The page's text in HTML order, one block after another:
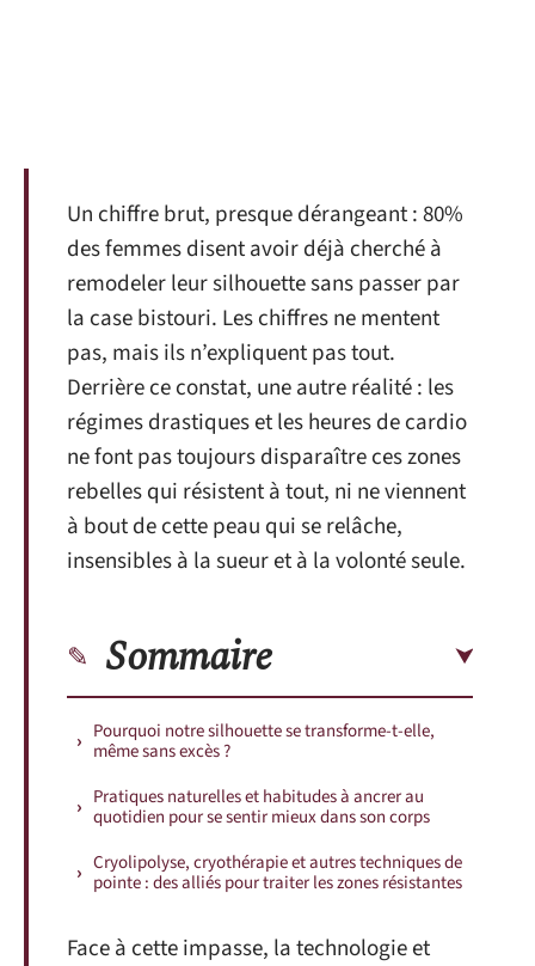
Un chiffre brut, presque dérangeant : 80%
des femmes disent avoir déjà cherché à
remodeler leur silhouette sans passer par
la case bistouri. Les chiffres ne mentent
pas, mais ils n’expliquent pas tout.
Derrière ce constat, une autre réalité : les
régimes drastiques et les heures de cardio
ne font pas toujours disparaître ces zones
rebelles qui résistent à tout, ni ne viennent
à bout de cette peau qui se relâche,
insensibles à la sueur et à la volonté seule.
Sommaire
Pourquoi notre silhouette se transforme-t-elle,
même sans excès ?
Pratiques naturelles et habitudes à ancrer au
quotidien pour se sentir mieux dans son corps
Cryolipolyse, cryothérapie et autres techniques de
pointe : des alliés pour traiter les zones résistantes
Face à cette impasse, la technologie et